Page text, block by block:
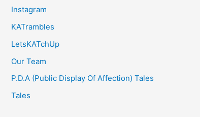
Instagram
KATrambles
LetsKATchUp
Our Team
P.D.A (Public Display Of Affection) Tales
Tales